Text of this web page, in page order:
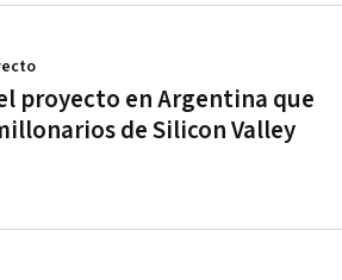
proyecto en Argentina que
de Silicon Valley